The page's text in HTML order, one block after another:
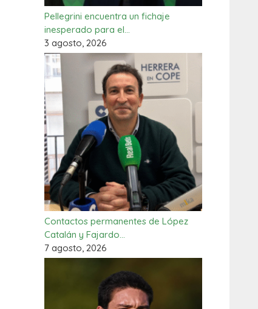
Pellegrini encuentra un fichaje
inesperado para el…
3 agosto, 2026
Contactos permanentes de López
Catalán y Fajardo…
7 agosto, 2026